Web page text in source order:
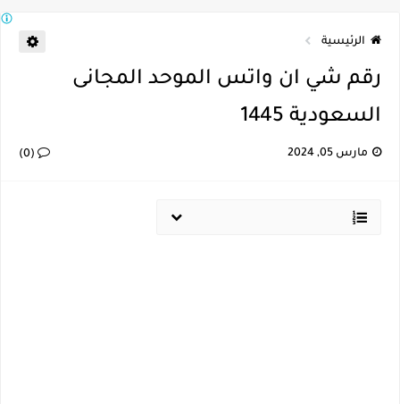
الرئيسية
رقم شي ان واتس الموحد المجانى
السعودية 1445
مارس 05, 2024 (0)